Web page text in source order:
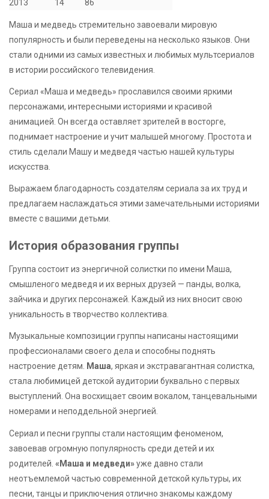
2013 14 86
Маша и медведь стремительно завоевали мировую
популярность и были переведены на несколько языков. Они
стали одними из самых известных и любимых мультсериалов
в истории российского телевидения.
Сериал «Маша и медведь» прославился своими яркими
персонажами, интересными историями и красивой
анимацией. Он всегда оставляет зрителей в восторге,
поднимает настроение и учит малышей многому. Простота и
стиль сделали Машу и медведя частью нашей культуры
искусства.
Выражаем благодарность создателям сериала за их труд и
предлагаем наслаждаться этими замечательными историями
вместе с вашими детьми.
История образования группы
Группа состоит из энергичной солистки по имени Маша,
смышленого медведя и их верных друзей — панды, волка,
зайчика и других персонажей. Каждый из них вносит свою
уникальность в творчество коллектива.
Музыкальные композиции группы написаны настоящими
профессионалами своего дела и способны поднять
настроение детям. Маша, яркая и экстравагантная солистка,
стала любимицей детской аудитории буквально с первых
выступлений. Она восхищает своим вокалом, танцевальными
номерами и неподдельной энергией.
Сериал и песни группы стали настоящим феноменом,
завоевав огромную популярность среди детей и их
родителей. «Маша и медведи»уже давно стали
неотъемлемой частью современной детской культуры, их
песни, танцы и приключения отлично знакомы каждому